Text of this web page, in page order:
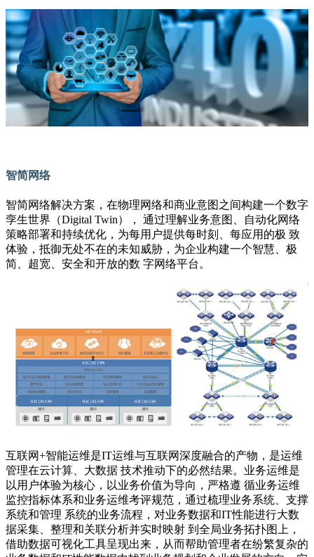
智简网络
智简网络解决方案，在物理网络和商业意图之间构建一个数字
孪生世界（Digital Twin）， 通过理解业务意图、自动化网络
策略部署和持续优化，为每用户提供每时刻、每应用的极 致
体验，抵御无处不在的未知威胁，为企业构建一个智慧、极
简、超宽、安全和开放的数 字网络平台。
互联网+智能运维是IT运维与互联网深度融合的产物，是运维
管理在云计算、大数据 技术推动下的必然结果。业务运维是
以用户体验为核心，以业务价值为导向，严格遵 循业务运维
监控指标体系和业务运维考评规范，通过梳理业务系统、支撑
系统和管理 系统的业务流程，对业务数据和IT性能进行大数
据采集、整理和关联分析并实时映射 到全局业务拓扑图上，
借助数据可视化工具呈现出来，从而帮助管理者在纷繁复杂的